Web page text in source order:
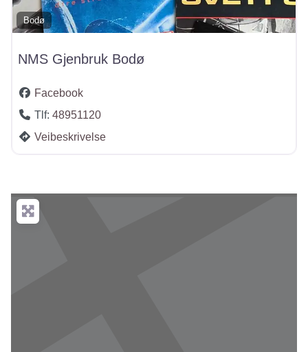
Bodø
NMS Gjenbruk Bodø
Facebook
Tlf: 48951120
Veibeskrivelse